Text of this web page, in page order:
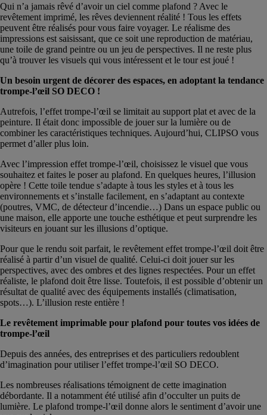
Qui n’a jamais rêvé d’avoir un ciel comme plafond ? Avec le
revêtement imprimé, les rêves deviennent réalité ! Tous les effets
peuvent être réalisés pour vous faire voyager. Le réalisme des
impressions est saisissant, que ce soit une reproduction de matériau,
une toile de grand peintre ou un jeu de perspectives. Il ne reste plus
qu’à trouver les visuels qui vous intéressent et le tour est joué !
Un besoin urgent de décorer des espaces, en adoptant la tendance
trompe-l’œil SO DECO !
Autrefois, l’effet trompe-l’œil se limitait au support plat et avec de la
peinture. Il était donc impossible de jouer sur la lumière ou de
combiner les caractéristiques techniques. Aujourd’hui, CLIPSO vous
permet d’aller plus loin.
Avec l’impression effet trompe-l’œil, choisissez le visuel que vous
souhaitez et faites le poser au plafond. En quelques heures, l’illusion
opère ! Cette toile tendue s’adapte à tous les styles et à tous les
environnements et s’installe facilement, en s’adaptant au contexte
(poutres, VMC, de détecteur d’incendie…) Dans un espace public ou
une maison, elle apporte une touche esthétique et peut surprendre les
visiteurs en jouant sur les illusions d’optique.
Pour que le rendu soit parfait, le revêtement effet trompe-l’œil doit être
réalisé à partir d’un visuel de qualité. Celui-ci doit jouer sur les
perspectives, avec des ombres et des lignes respectées. Pour un effet
réaliste, le plafond doit être lisse. Toutefois, il est possible d’obtenir un
résultat de qualité avec des équipements installés (climatisation,
spots…). L’illusion reste entière !
Le revêtement imprimable pour plafond pour toutes vos idées de
trompe-l’œil
Depuis des années, des entreprises et des particuliers redoublent
d’imagination pour utiliser l’effet trompe-l’œil SO DECO.
Les nombreuses réalisations témoignent de cette imagination
débordante. Il a notamment été utilisé afin d’occulter un puits de
lumière. Le plafond trompe-l’œil donne alors le sentiment d’avoir une